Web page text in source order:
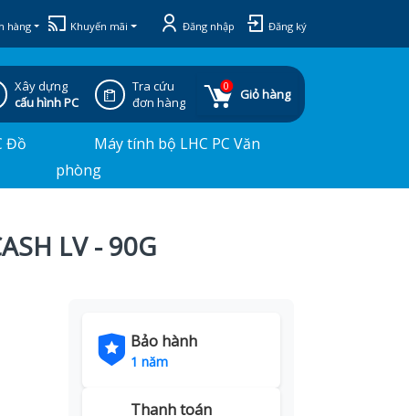
hàng Khuyến mãi Đăng nhập Đăng ký
Xây dựng
cấu hình PC
Tra cứu
đơn hàng
0
Giỏ hàng
Đồ
Máy tính bộ LHC PC Văn
phòng
LV - 90G
Bảo hành
1 năm
Thanh toán